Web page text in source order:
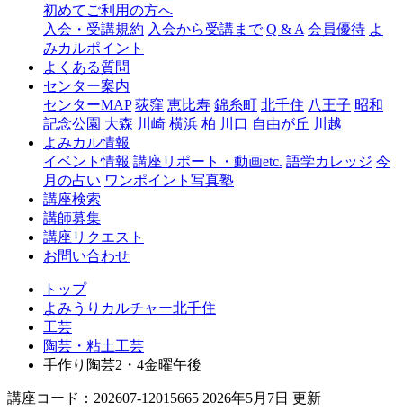
ャ
千
初めてご利用の方へ
入会・受講規約 入会から受講まで Q & A 会員優待 よ
みカルポイント
よくある質問
センター案内
センターMAP 荻窪 恵比寿 錦糸町 北千住 八王子 昭和
記念公園 大森 川崎 横浜 柏 川口 自由が丘 川越
よみカル情報
イベント情報 講座リポート・動画etc. 語学カレッジ 今
月の占い ワンポイント写真塾
講座検索
講師募集
講座リクエスト
お問い合わせ
トップ
よみうりカルチャー北千住
工芸
陶芸・粘土工芸
手作り陶芸2・4金曜午後
講座コード：202607-12015665 2026年5月7日 更新